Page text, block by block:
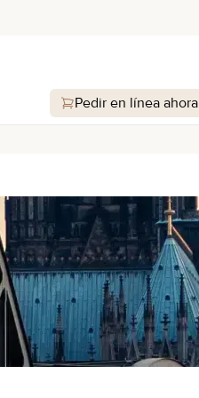
Pedir en línea ahora